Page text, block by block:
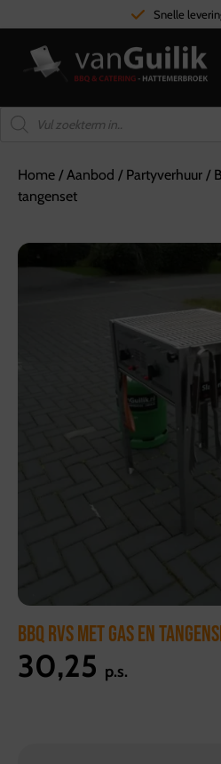
Home /Aanbod / Partyverhuur /
tangenset
BBQ RVS MET GAS EN
30,25 p.s.